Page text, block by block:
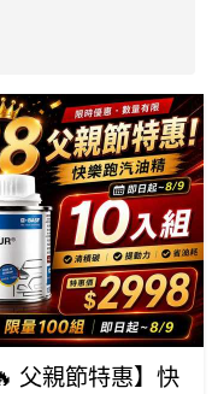
父親節特惠】快